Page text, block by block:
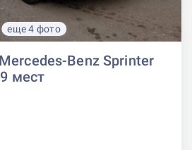
еще 4 фото
Benz Sprinter
мест